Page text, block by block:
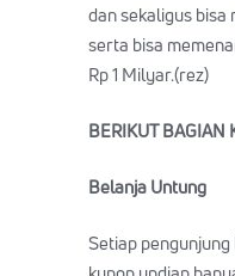
dan sekaligus bisa
serta bisa
Rp 1 Milyar.(rez)
BERIKUT BAGIAN
Belanja Untung
Setiap